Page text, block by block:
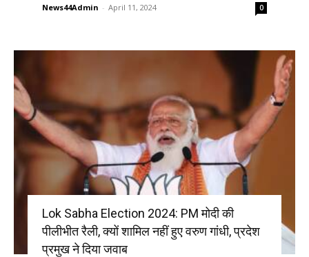
News44Admin - April 11, 2024 0
Lok Sabha Election 2024: PM मोदी की
पीलीभीत रैली, क्यों शामिल नहीं हुए वरुण गांधी, प्रदेश
प्रमुख ने दिया जवाब